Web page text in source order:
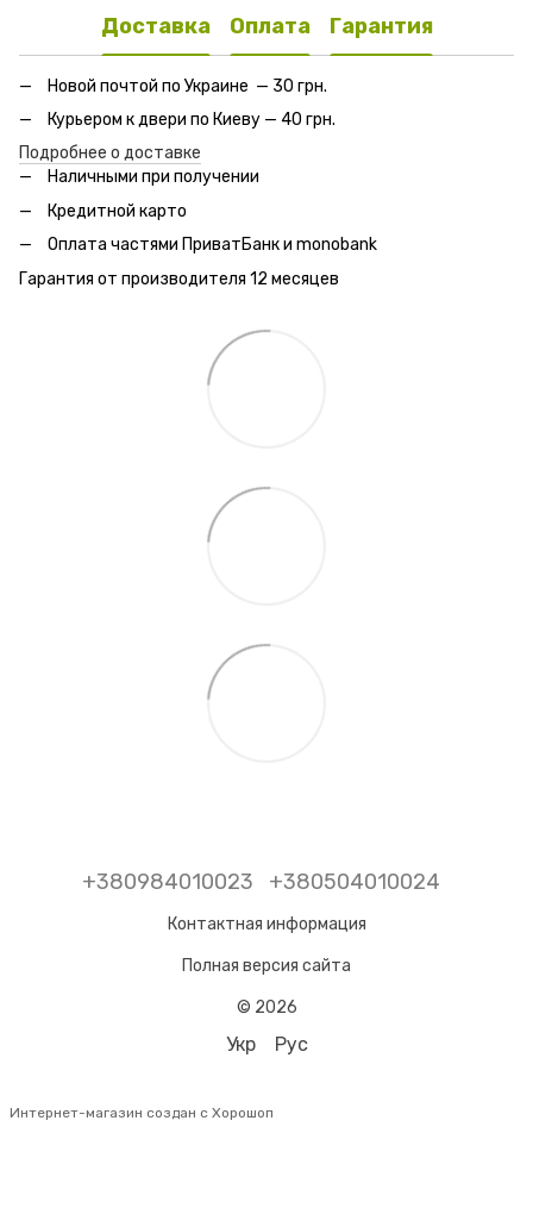
Доставка Оплата Гарантия
Новой почтой по Украине — 30 грн.
Курьером к двери по Киеву — 40 грн.
Подробнее о доставке
Наличными при получении
Кредитной карто
Оплата частями ПриватБанк и monobank
Гарантия от производителя 12 месяцев
+380984010023 +380504010024
Контактная информация
Полная версия сайта
© 2026
Укр Рус
Интернет-магазин создан с Хорошоп